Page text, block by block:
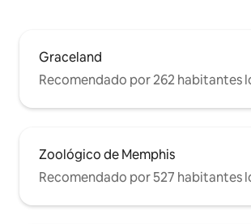
Graceland
Recomendado por 262 habitantes
Zoológico de Memphis
Recomendado por 527 habitantes